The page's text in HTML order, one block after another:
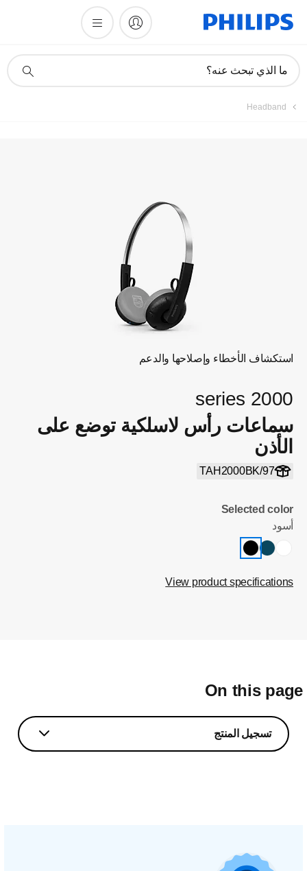
دعم
ما الذي تبحث عنه؟
Headband
استكشاف الأخطاء وإصلاحها والدعم
2000 series
سماعات رأس لاسلكية توضع على
الأذن
TAH2000BK/97
Selected color
أسود
View product specifications
On this
تسجيل المنتج